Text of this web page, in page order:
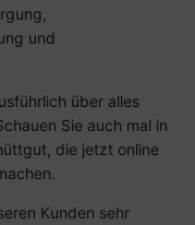
und
über alles
Sie auch mal in
die jetzt online
Kunden sehr